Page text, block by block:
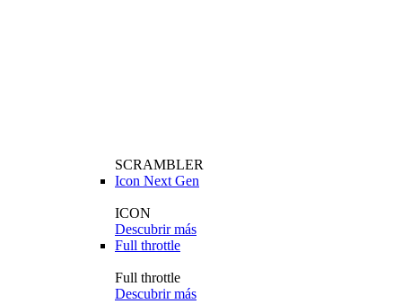
SCRAMBLER
Icon Next Gen
ICON
Descubrir más
Full throttle
Full throttle
Descubrir más